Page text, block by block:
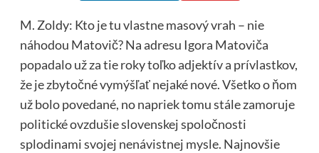
M. Zoldy: Kto je tu vlastne masový vrah – nie
náhodou Matovič? Na adresu Igora Matoviča
popadalo už za tie roky toľko adjektív a prívlastkov,
že je zbytočné vymýšľať nejaké nové. Všetko o ňom
už bolo povedané, no napriek tomu stále zamoruje
politické ovzdušie slovenskej spoločnosti
splodinami svojej nenávistnej mysle. Najnovšie